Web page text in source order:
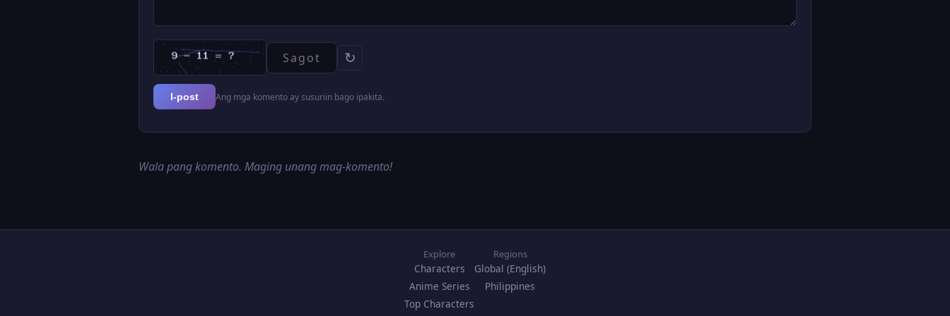
↻
I-post Ang mga komento ay susuriin bago ipakita.
Wala pang komento. Maging unang mag-komento!
Explore
Characters
Anime Series
Top Characters
Regions
Global (English)
Philippines